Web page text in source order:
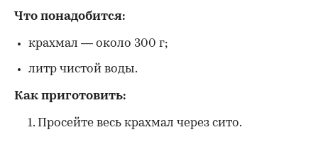
Что понадобится:
крахмал — около 300 г;
литр чистой воды.
Как приготовить:
Просейте весь крахмал через сито.